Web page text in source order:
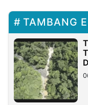
TAMBANG